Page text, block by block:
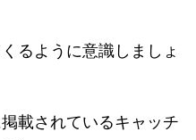
るように意識しましょ
載されているキャッチ